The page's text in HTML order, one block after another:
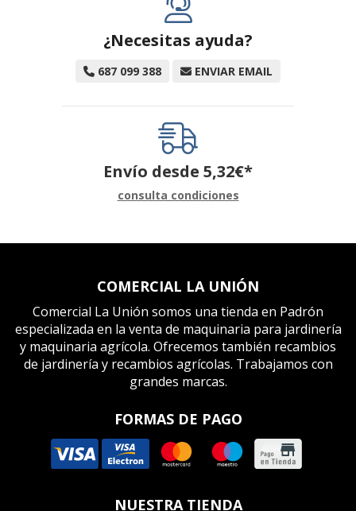
¿Necesitas ayuda?
687 099 388 ENVIAR EMAIL
Envío desde 5,32€*
consulta condiciones
COMERCIAL LA UNIÓN
Comercial La Unión somos una tienda en Padrón
especializada en la venta de maquinaria para jardinería
y maquinaria agrícola. Ofrecemos también recambios
de jardinería y recambios agrícolas. Trabajamos con
grandes marcas.
FORMAS DE PAGO
NUESTRA TIENDA